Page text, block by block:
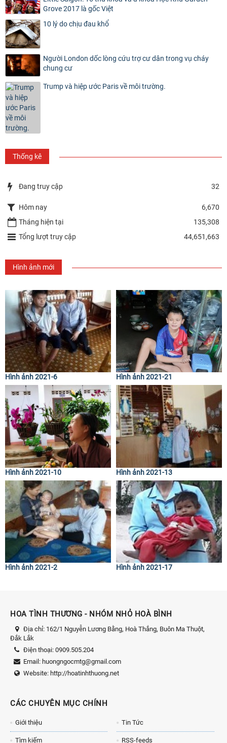
Grove 2017 là gốc Việt
10 lý do chịu đau khổ
Người London dốc lòng cứu trợ cư dân trong vụ cháy
chung cư
Trump và hiệp ước Paris về môi trường.
Thống kê
Đang truy cập 32
Hôm nay
6,670
Tháng hiện tại
135,308
Tổng lượt truy cập
44,651,663
Hình ảnh mới
Hình ảnh 2021-6 Hình ảnh 2021-21
Hình ảnh 2021-10 Hình ảnh 2021-13
Hình ảnh 2021-2 Hình ảnh 2021-17
HOA TÌNH THƯƠNG - NHÓM NHỎ HOÀ BÌNH
Địa chỉ: 162/1 Nguyễn Lương Bằng, Hoà Thắng, Buôn Ma Thuột,
Đắk Lắk
Điện thoại: 0909.505.204
Email: huongngocmtg@gmail.com
Website: http://hoatinhthuong.net
CÁC CHUYÊN MỤC CHÍNH
Giới thiệu Tin Tức
Tìm kiếm RSS-feeds